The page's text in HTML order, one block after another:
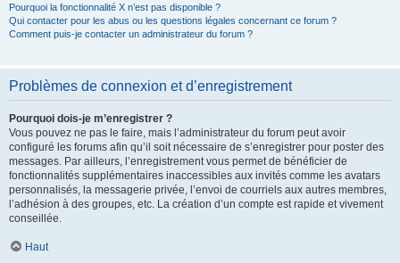
Pourquoi la fonctionnalité X n’est pas disponible ?
Qui contacter pour les abus ou les questions légales concernant ce forum ?
Comment puis-je contacter un administrateur du forum ?
Problèmes de connexion et d’enregistrement
Pourquoi dois-je m’enregistrer ?
Vous pouvez ne pas le faire, mais l’administrateur du forum peut avoir
configuré les forums afin qu’il soit nécessaire de s’enregistrer pour poster des
messages. Par ailleurs, l’enregistrement vous permet de bénéficier de
fonctionnalités supplémentaires inaccessibles aux invités comme les avatars
personnalisés, la messagerie privée, l’envoi de courriels aux autres membres,
l’adhésion à des groupes, etc. La création d’un compte est rapide et vivement
conseillée.
Haut